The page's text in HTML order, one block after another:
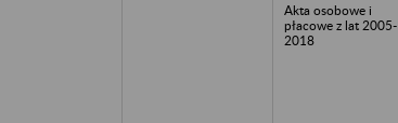
Akta osobowe i
płacowe z lat 2005-
2018